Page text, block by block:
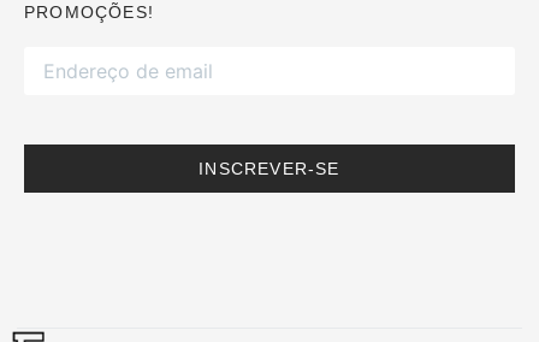
PROMOÇÕES!
INSCREVER-SE